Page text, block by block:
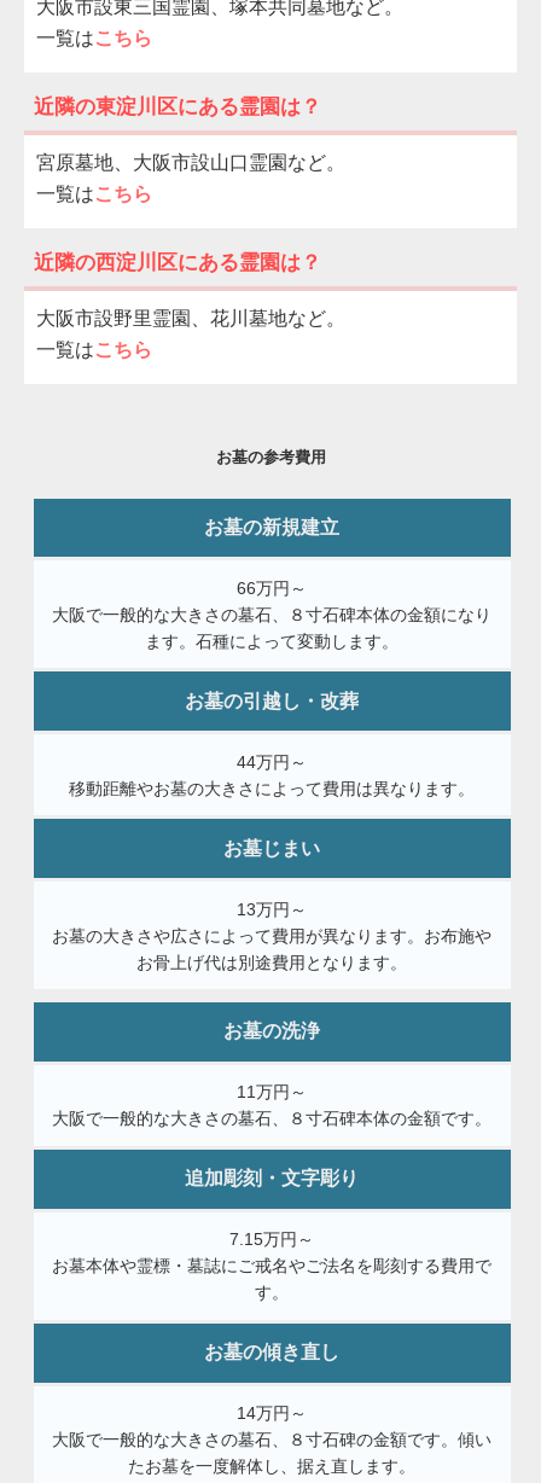
大阪市設東三国霊園、塚本共同墓地など。
一覧はこちら
近隣の東淀川区にある霊園は？
宮原墓地、大阪市設山口霊園など。
一覧はこちら
近隣の西淀川区にある霊園は？
大阪市設野里霊園、花川墓地など。
一覧はこちら
お墓の参考費用
お墓の新規建立
66万円～
大阪で一般的な大きさの墓石、８寸石碑本体の金額になり
ます。石種によって変動します。
お墓の引越し・改葬
44万円～
移動距離やお墓の大きさによって費用は異なります。
お墓じまい
13万円～
お墓の大きさや広さによって費用が異なります。お布施や
お骨上げ代は別途費用となります。
お墓の洗浄
11万円～
大阪で一般的な大きさの墓石、８寸石碑本体の金額です。
追加彫刻・文字彫り
7.15万円～
お墓本体や霊標・墓誌にご戒名やご法名を彫刻する費用で
す。
お墓の傾き直し
14万円～
大阪で一般的な大きさの墓石、８寸石碑の金額です。傾い
たお墓を一度解体し、据え直します。